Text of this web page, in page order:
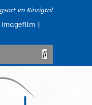
im Kinzigtal
Imagefilm |